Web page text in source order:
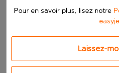
Pour en savoir plus, lisez notre
Laissez-